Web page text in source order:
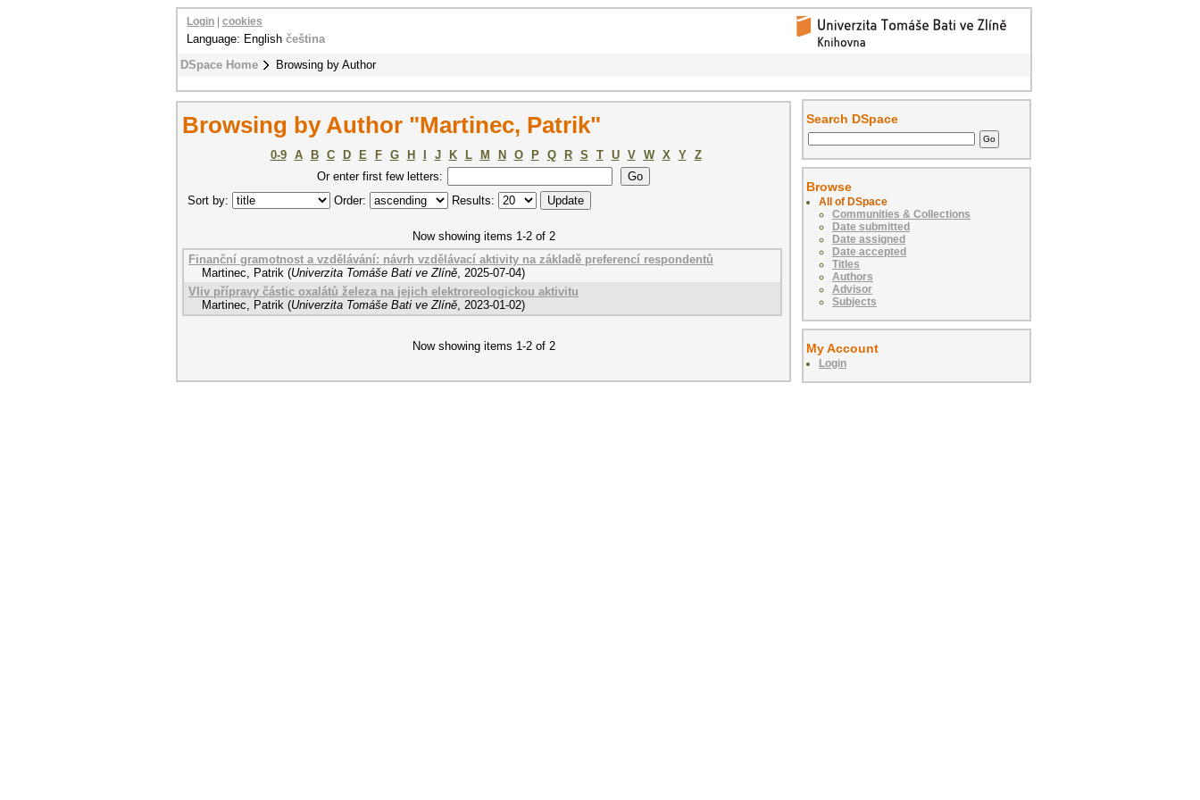
DSpace Home Browsing by Author
Login cookies
Language: English čeština
Browsing by Author "Martinec, Patrik"
0-9 A B C D E F G H J K L M N O P Q R S T U V W X Y
Z
Or enter first few letters:
Sort by:
Order: Results:
Now showing items 1-2 of 2
Finanční gramotnost a vzdělávání: návrh vzdělávací aktivity na základě preferencí respondentů
Martinec, Patrik (Univerzita Tomáše Bati ve Zlíně, 2025-07-04)
Vliv přípravy částic oxalátů železa na jejich elektroreologickou aktivitu
Martinec, Patrik (Univerzita Tomáše Bati ve Zlíně, 2023-01-02)
Now showing items 1-2 of 2
Search DSpace
Browse
All of DSpace
Communities & Collections
Date submitted
Date assigned
Date accepted
Titles
Authors
Advisor
Subjects
My Account
Login